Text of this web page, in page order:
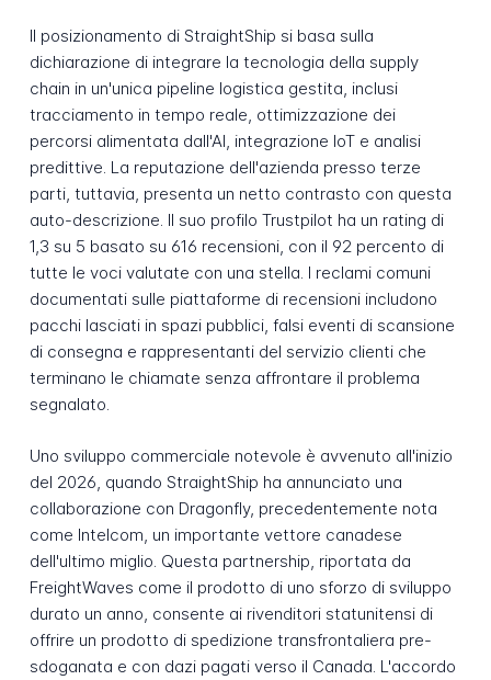
Il posizionamento di StraightShip si basa sulla
dichiarazione di integrare la tecnologia della supply
chain in un'unica pipeline logistica gestita, inclusi
tracciamento in tempo reale, ottimizzazione dei
percorsi alimentata dall'AI, integrazione IoT e analisi
predittive. La reputazione dell'azienda presso terze
parti, tuttavia, presenta un netto contrasto con questa
auto-descrizione. Il suo profilo Trustpilot ha un rating di
1,3 su 5 basato su 616 recensioni, con il 92 percento di
tutte le voci valutate con una stella. I reclami comuni
documentati sulle piattaforme di recensioni includono
pacchi lasciati in spazi pubblici, falsi eventi di scansione
di consegna e rappresentanti del servizio clienti che
terminano le chiamate senza affrontare il problema
segnalato.
Uno sviluppo commerciale notevole è avvenuto all'inizio
del 2026, quando StraightShip ha annunciato una
collaborazione con Dragonfly, precedentemente nota
come Intelcom, un importante vettore canadese
dell'ultimo miglio. Questa partnership, riportata da
FreightWaves come il prodotto di uno sforzo di sviluppo
durato un anno, consente ai rivenditori statunitensi di
offrire un prodotto di spedizione transfrontaliera pre-
sdoganata e con dazi pagati verso il Canada. L'accordo